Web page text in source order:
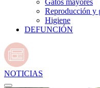
Gatos mayores
Reproducción y
Higiene
DEFUNCIÓN
NOTICIAS